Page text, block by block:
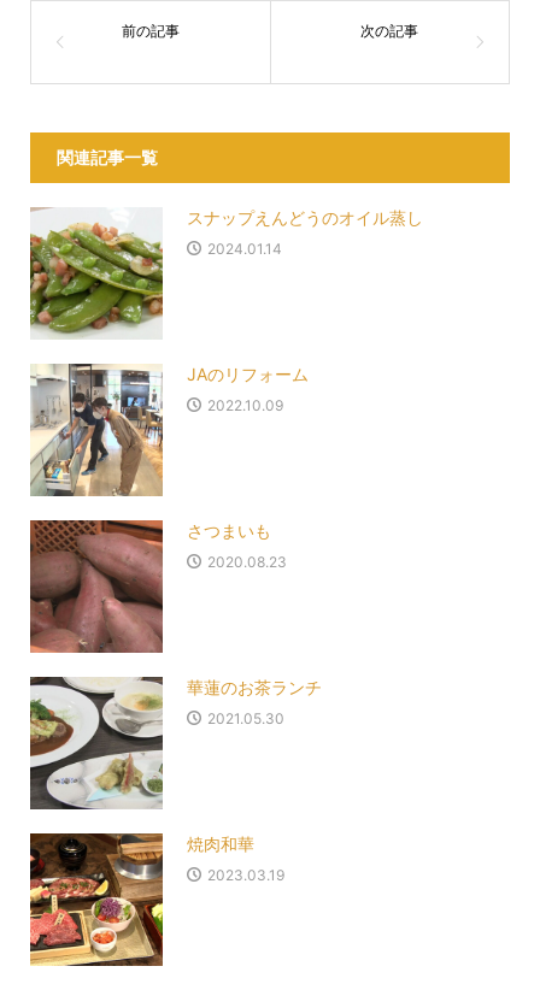
関連記事一覧
スナップえんどうのオイル蒸し
2024.01.14
JAのリフォーム
2022.10.09
さつまいも
2020.08.23
華蓮のお茶ランチ
2021.05.30
焼肉和華
2023.03.19